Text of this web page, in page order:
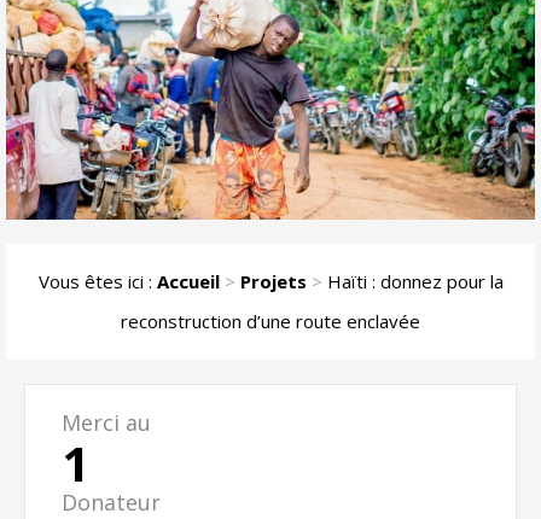
Vous êtes ici : Accueil> Projets > Haïti : donnez pour la
reconstruction d’une route enclavée
Merci au
1
Donateur